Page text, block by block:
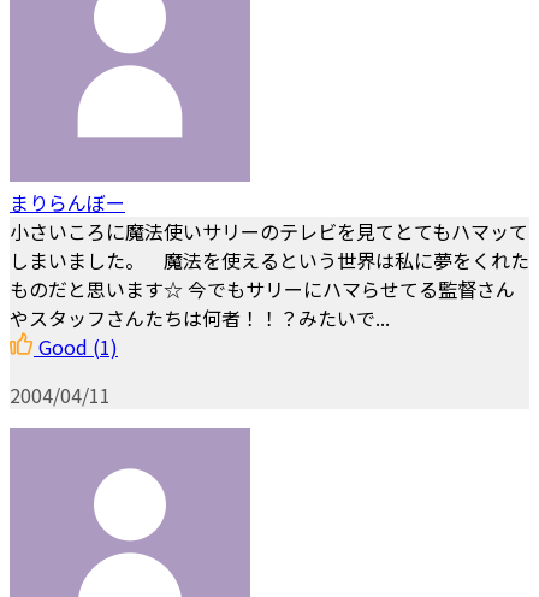
まりらんぼー
小さいころに魔法使いサリーのテレビを見てとてもハマッて
しまいました。 魔法を使えるという世界は私に夢をくれた
ものだと思います☆ 今でもサリーにハマらせてる監督さん
やスタッフさんたちは何者！！？みたいで...
Good (1)
2004/04/11